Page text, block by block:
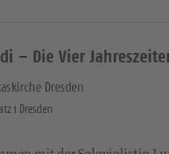
– Die Vier
Dresden
1 Dresden